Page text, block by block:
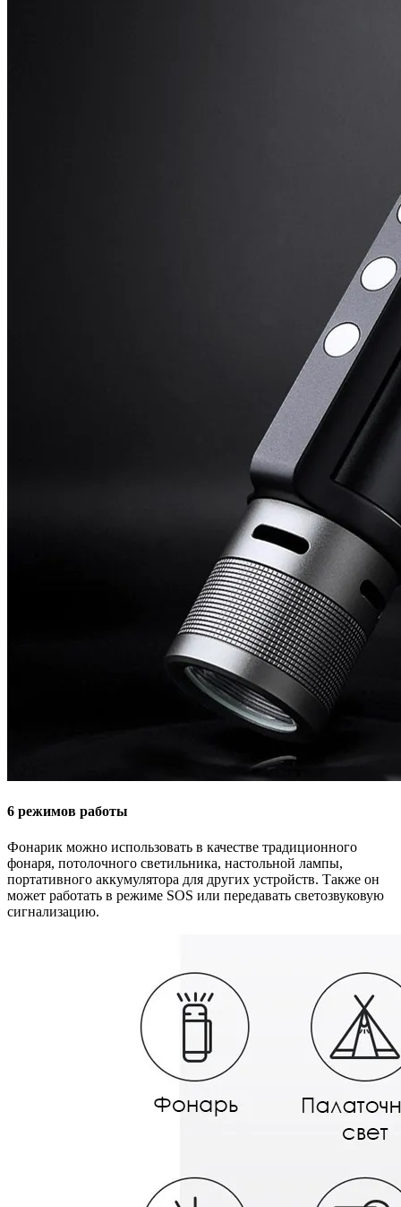
6 режимов работы
Фонарик можно использовать в качестве традиционного
фонаря, потолочного светильника, настольной лампы,
портативного аккумулятора для других устройств. Также он
может работать в режиме SOS или передавать светозвуковую
сигнализацию.